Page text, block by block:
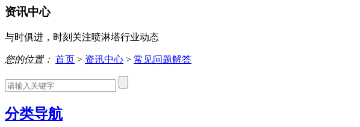
资讯中心
与时俱进，时刻关注喷淋塔行业动态
您的位置： 首页 > 资讯中心 > 常见问题解答
分类导航